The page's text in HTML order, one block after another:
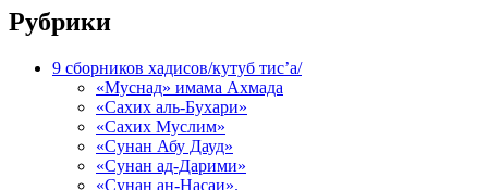
Рубрики
9 сборников хадисов/кутуб тис’а/
«Муснад» имама Ахмада
«Сахих аль-Бухари»
«Сахих Муслим»
«Сунан Абу Дауд»
«Сунан ад-Дарими»
«Сунан ан-Насаи».